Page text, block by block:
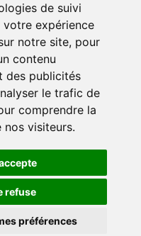
de suivi
expérience
notre site, pour
contenu
des publicités
le trafic de
comprendre la
nos visiteurs.
refuse
préférences
Twitter